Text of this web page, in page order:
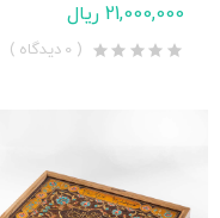
21,000,000 ریال
( 0 دیدگاه )